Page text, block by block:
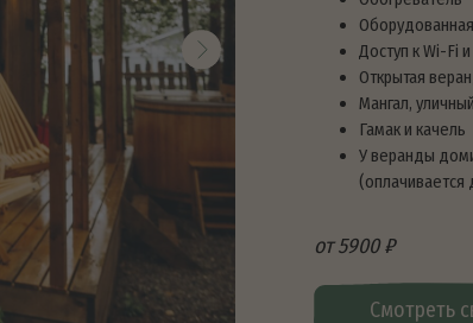
Большие панорамные окна с
Односпальный диван
Оборудованная кухня: посуда,
Доступ к Wi-Fi и станция Алиса
Домик
«Клён»